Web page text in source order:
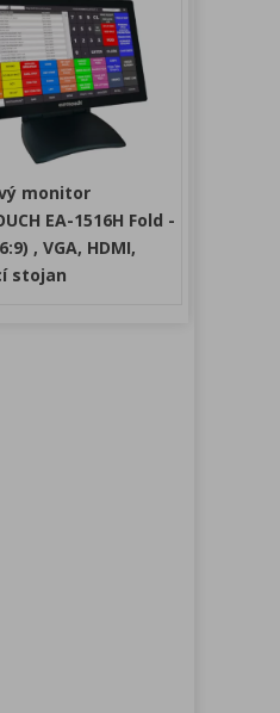
monitor
EA-1516H Fold -
, VGA, HDMI,
stojan